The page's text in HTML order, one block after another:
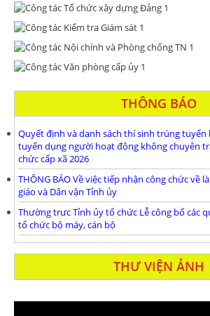
THÔNG BÁO
Quyết định và danh sách thí sinh trúng tuyển
tuyển dụng người hoạt động không chuyên
chức cấp xã 2026
THÔNG BÁO Về việc tiếp nhận công chức về
giáo và Dân vận Tỉnh ủy
Thường trưc Tỉnh ủy tổ chức Lễ công bố các
tổ chức bộ máy, cán bộ
THƯ VIỆN ẢNH